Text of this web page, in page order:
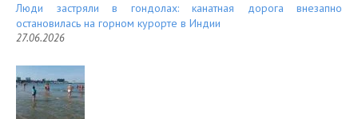
Люди застряли в гондолах: канатная дорога внезапно
остановилась на горном курорте в Индии
27.06.2026